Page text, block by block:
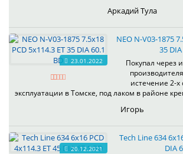
Аркадий Тула
23.01.2022
NEO N-V03-1875
35
Покупал через
истечение 2-
эксплуатации в Томске, под лаком в районе
Игорь
20.12.2021
Tech Line 634
DIA